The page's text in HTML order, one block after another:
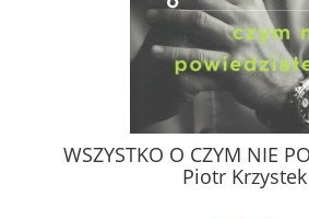
WSZYSTKO O CZYM NIE
Piotr Krzystek